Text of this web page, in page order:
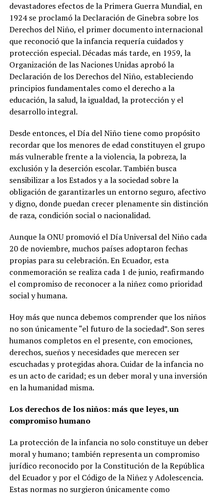
devastadores efectos de la Primera Guerra Mundial, en
1924 se proclamó la Declaración de Ginebra sobre los
Derechos del Niño, el primer documento internacional
que reconoció que la infancia requería cuidados y
protección especial. Décadas más tarde, en 1959, la
Organización de las Naciones Unidas aprobó la
Declaración de los Derechos del Niño, estableciendo
principios fundamentales como el derecho a la
educación, la salud, la igualdad, la protección y el
desarrollo integral.
Desde entonces, el Día del Niño tiene como propósito
recordar que los menores de edad constituyen el grupo
más vulnerable frente a la violencia, la pobreza, la
exclusión y la deserción escolar. También busca
sensibilizar a los Estados y a la sociedad sobre la
obligación de garantizarles un entorno seguro, afectivo
y digno, donde puedan crecer plenamente sin distinción
de raza, condición social o nacionalidad.
Aunque la ONU promovió el Día Universal del Niño cada
20 de noviembre, muchos países adoptaron fechas
propias para su celebración. En Ecuador, esta
conmemoración se realiza cada 1 de junio, reafirmando
el compromiso de reconocer a la niñez como prioridad
social y humana.
Hoy más que nunca debemos comprender que los niños
no son únicamente “el futuro de la sociedad”. Son seres
humanos completos en el presente, con emociones,
derechos, sueños y necesidades que merecen ser
escuchadas y protegidas ahora. Cuidar de la infancia no
es un acto de caridad; es un deber moral y una inversión
en la humanidad misma.
Los derechos de los niños: más que leyes, un
compromiso humano
La protección de la infancia no solo constituye un deber
moral y humano; también representa un compromiso
jurídico reconocido por la Constitución de la República
del Ecuador y por el Código de la Niñez y Adolescencia.
Estas normas no surgieron únicamente como